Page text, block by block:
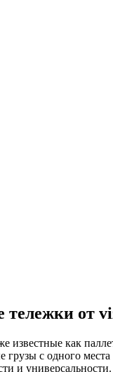
тележки от
известные как
грузы с одного
и универсальности.